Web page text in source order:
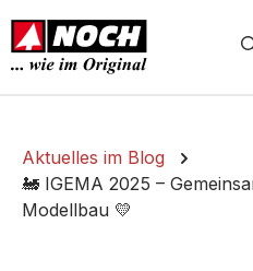
springen
Aktuelles im Blog
🚂 IGEMA 2025 –
Modellbau 💛